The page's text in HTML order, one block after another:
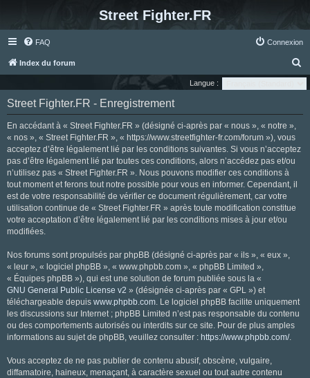
Street Fighter.FR
FAQ Connexion
Index du forum
e
Langue :
Street Fighter.FR - Enregistrement
En accédant à « Street Fighter.FR » (désigné ci-après par « nous », « notre »,
« nos », « Street Fighter.FR », « https://www.streetfighter-fr.com/forum »), vous
acceptez d’être légalement lié par les conditions suivantes. Si vous n’acceptez
pas d’être légalement lié par toutes ces conditions, alors n’accédez pas et/ou
n’utilisez pas « Street Fighter.FR ». Nous pouvons modifier ces conditions à
tout moment et ferons tout notre possible pour vous en informer. Cependant, il
est de votre responsabilité de vérifier ce document régulièrement, car votre
utilisation continue de « Street Fighter.FR » après toute modification constitue
votre acceptation d’être légalement lié par les conditions mises à jour et/ou
modifiées.
Nos forums sont propulsés par phpBB (désigné ci-après par « ils », « eux »,
« leur », « logiciel phpBB », « www.phpbb.com », « phpBB Limited »,
« Équipes phpBB »), qui est une solution de forum publiée sous la «
GNU General Public License v2 » (désignée ci-après par « GPL ») et
téléchargeable depuis www.phpbb.com. Le logiciel phpBB facilite uniquement
les discussions sur Internet ; phpBB Limited n’est pas responsable du contenu
ou des comportements autorisés ou interdits sur ce site. Pour de plus amples
informations au sujet de phpBB, veuillez consulter : https://www.phpbb.com/.
Vous acceptez de ne pas publier de contenu abusif, obscène, vulgaire,
diffamatoire, haineux, menaçant, à caractère sexuel ou tout autre contenu